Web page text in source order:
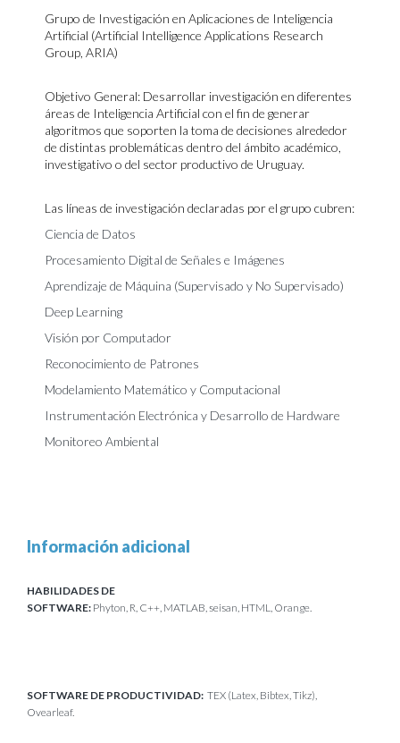
Grupo de Investigación en Aplicaciones de Inteligencia
Artificial (Artificial Intelligence Applications Research
Group, ARIA)
Objetivo General: Desarrollar investigación en diferentes
áreas de Inteligencia Artificial con el fin de generar
algoritmos que soporten la toma de decisiones alrededor
de distintas problemáticas dentro del ámbito académico,
investigativo o del sector productivo de Uruguay.
Las líneas de investigación declaradas por el grupo cubren:
Ciencia de Datos
Procesamiento Digital de Señales e Imágenes
Aprendizaje de Máquina (Supervisado y No Supervisado)
Deep Learning
Visión por Computador
Reconocimiento de Patrones
Modelamiento Matemático y Computacional
Instrumentación Electrónica y Desarrollo de Hardware
Monitoreo Ambiental
Información adicional
HABILIDADES DE
SOFTWARE: Phyton, R, C++, MATLAB,seisan, HTML, Orange.
SOFTWARE DE PRODUCTIVIDAD: TEX (Latex, Bibtex, Tikz),
Ovearleaf.